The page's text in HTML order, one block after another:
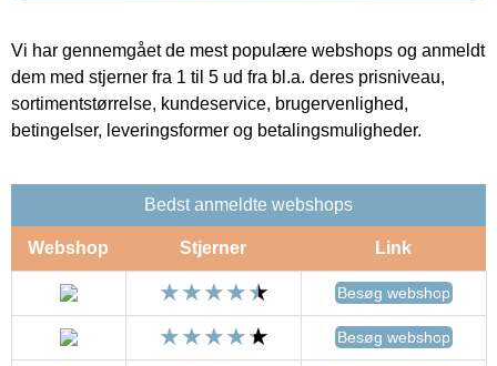
Vi har gennemgået de mest populære webshops og anmeldt
dem med stjerner fra 1 til 5 ud fra bl.a. deres prisniveau,
sortimentstørrelse, kundeservice, brugervenlighed,
betingelser, leveringsformer og betalingsmuligheder.
Bedst anmeldte webshops
Webshop Stjerner Link
Besøg webshop
Besøg webshop